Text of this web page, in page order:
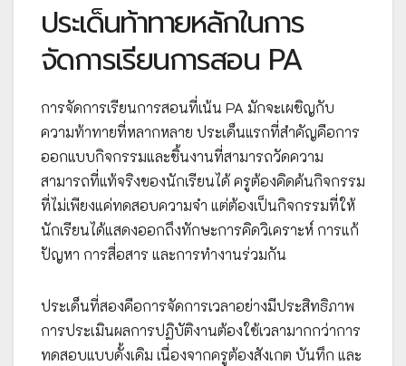
ประเด็นท้าทายหลักในการ
จัดการเรียนการสอน PA
การจัดการเรียนการสอนที่เน้น PA มักจะเผชิญกับ
ความท้าทายที่หลากหลาย ประเด็นแรกที่สำคัญคือการ
ออกแบบกิจกรรมและชิ้นงานที่สามารถวัดความ
สามารถที่แท้จริงของนักเรียนได้ ครูต้องคิดค้นกิจกรรม
ที่ไม่เพียงแค่ทดสอบความจำ แต่ต้องเป็นกิจกรรมที่ให้
นักเรียนได้แสดงออกถึงทักษะการคิดวิเคราะห์ การแก้
ปัญหา การสื่อสาร และการทำงานร่วมกัน
ประเด็นที่สองคือการจัดการเวลาอย่างมีประสิทธิภาพ
การประเมินผลการปฏิบัติงานต้องใช้เวลามากกว่าการ
ทดสอบแบบดั้งเดิม เนื่องจากครูต้องสังเกต บันทึก และ